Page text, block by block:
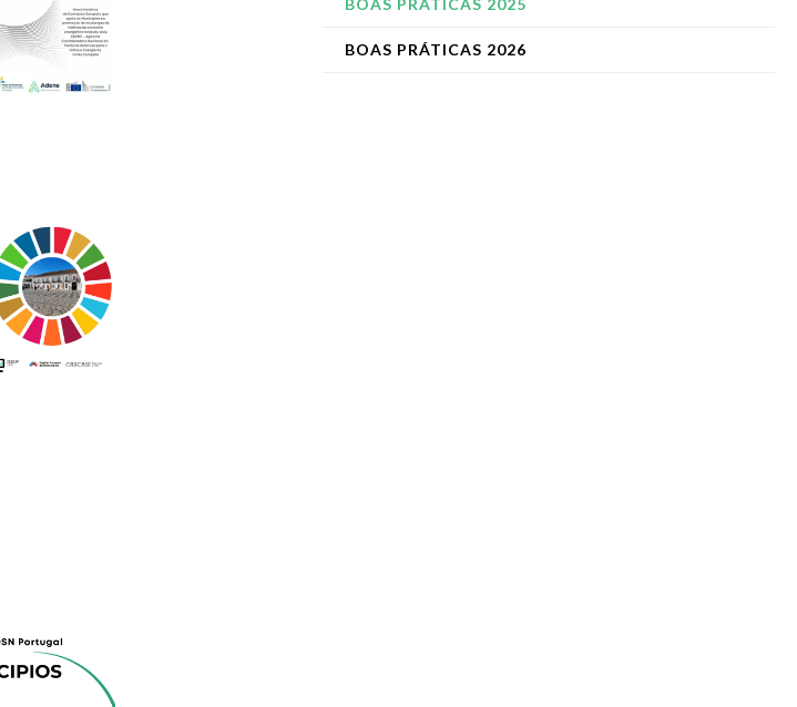
BOAS PRÁTICAS 2025
BOAS PRÁTICAS 2026